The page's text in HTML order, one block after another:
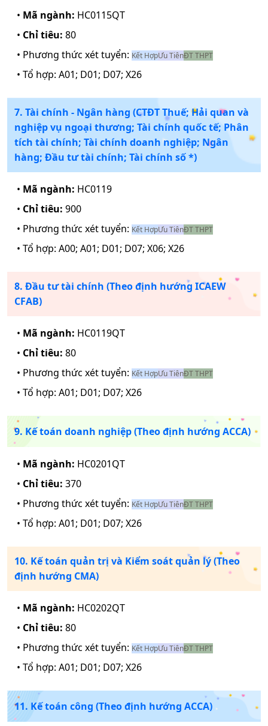
• Mã ngành: HC0115QT
• Chỉ tiêu: 80
• Phương thức xét tuyển: Kết HợpƯu TiênĐT THPT
• Tổ hợp: A01; D01; D07; X26
7. Tài chính - Ngân hàng (CTĐT Thuế; Hải quan và
nghiệp vụ ngoại thương; Tài chính quốc tế; Phân
tích tài chính; Tài chính doanh nghiệp; Ngân
hàng; Đầu tư tài chính; Tài chính số *)
• Mã ngành: HC0119
• Chỉ tiêu: 900
• Phương thức xét tuyển: Kết HợpƯu TiênĐT THPT
• Tổ hợp: A00; A01; D01; D07; X06; X26
8. Đầu tư tài chính (Theo định hướng ICAEW
CFAB)
• Mã ngành: HC0119QT
• Chỉ tiêu: 80
• Phương thức xét tuyển: Kết HợpƯu TiênĐT THPT
• Tổ hợp: A01; D01; D07; X26
9. Kế toán doanh nghiệp (Theo định hướng ACCA)
• Mã ngành: HC0201QT
• Chỉ tiêu: 370
• Phương thức xét tuyển: Kết HợpƯu TiênĐT THPT
• Tổ hợp: A01; D01; D07; X26
10. Kế toán quản trị và Kiểm soát quản lý (Theo
định hướng CMA)
• Mã ngành: HC0202QT
• Chỉ tiêu: 80
• Phương thức xét tuyển: Kết HợpƯu TiênĐT THPT
• Tổ hợp: A01; D01; D07; X26
11. Kế toán công (Theo định hướng ACCA)